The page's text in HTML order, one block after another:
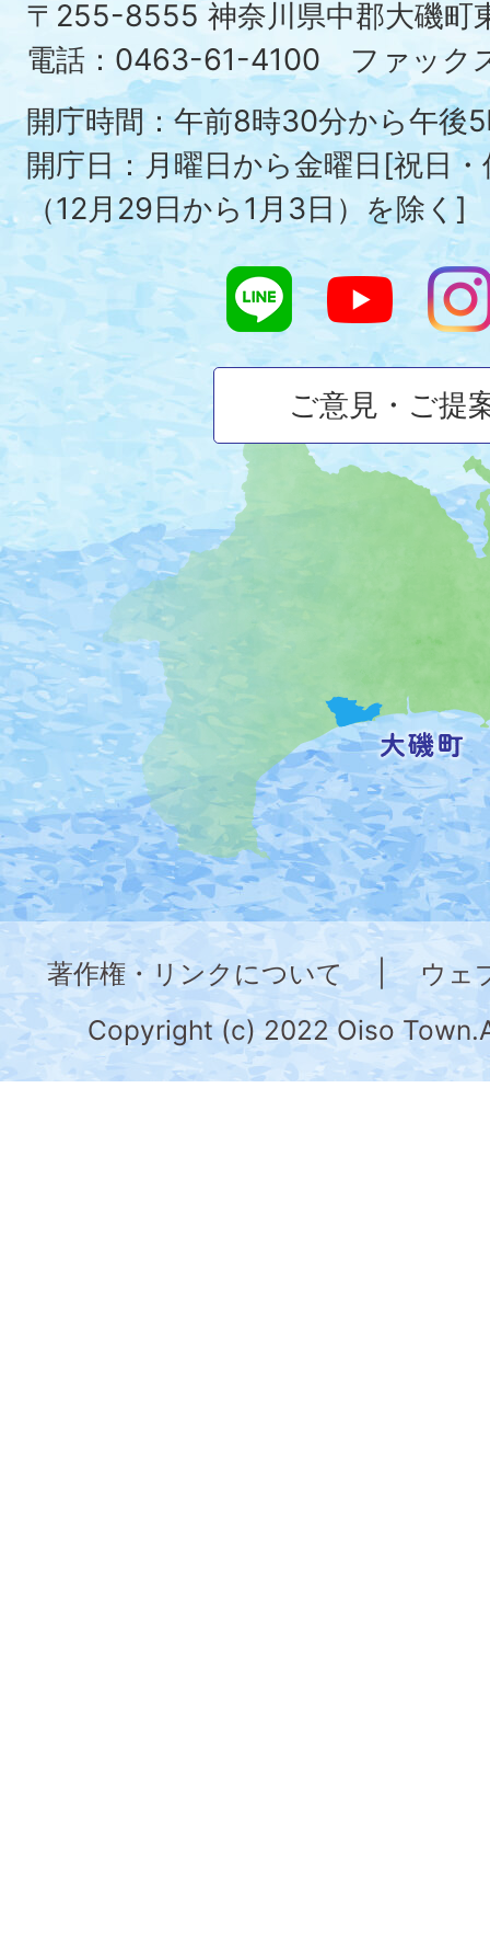
磯
町
の
位
置
を
記
し
た
地
図。
神
奈
川
県
の
〒255-8555 神奈川県中郡大磯
電話：0463-61-4100 ファック
開庁時間：午前8時30分から午後
開庁日：月曜日から金曜日[祝日
（12月29日から1月3日）を除く]
ご意見・ご提
著作権・リンクについて
ウェ
Copyright (c) 2022 Oiso